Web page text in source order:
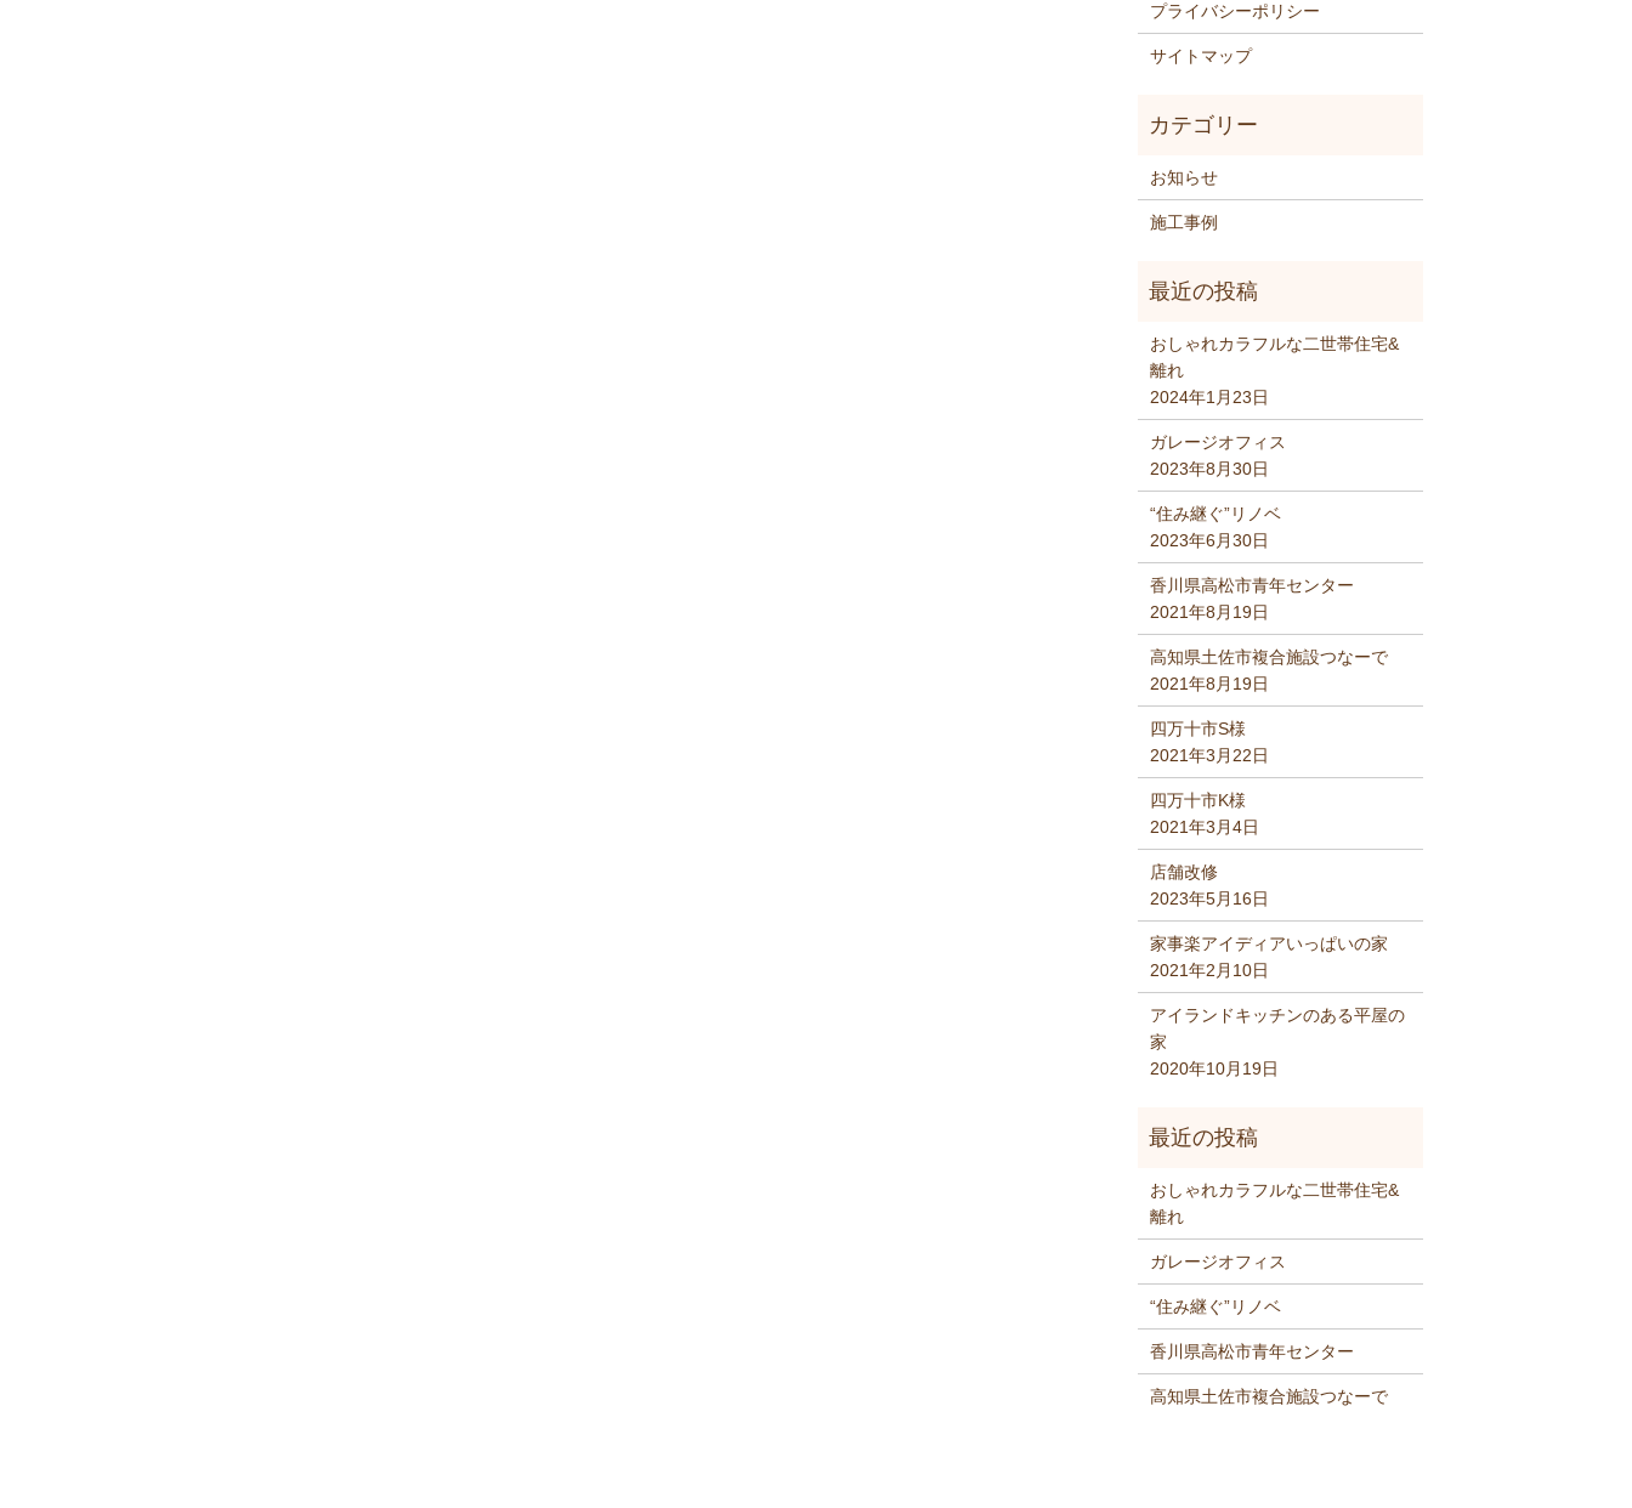
プライバシーポリシー
サイトマップ
お知らせ
施工事例
おしゃれカラフルな二世帯住宅&
離れ
2024年1月23日
ガレージオフィス
2023年8月30日
“住み継ぐ”リノベ
2023年6月30日
香川県高松市青年センター
2021年8月19日
高知県土佐市複合施設つなーで
2021年8月19日
四万十市S様
2021年3月22日
四万十市K様
2021年3月4日
店舗改修
2023年5月16日
家事楽アイディアいっぱいの家
2021年2月10日
アイランドキッチンのある平屋の
家
2020年10月19日
おしゃれカラフルな二世帯住宅&
離れ
ガレージオフィス
“住み継ぐ”リノベ
香川県高松市青年センター
高知県土佐市複合施設つなーで